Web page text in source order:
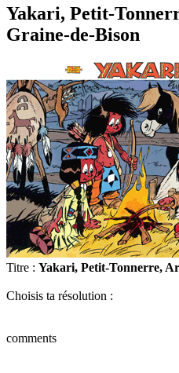
Yakari, Petit-
Graine-de-Bison
Titre : Yakari, Petit-Tonnerre,
Choisis ta résolution :
comments